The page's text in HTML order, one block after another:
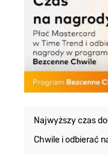
Najwyższy czas
Chwile i odbierać